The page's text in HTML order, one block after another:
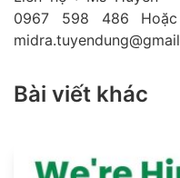
0967 598 486
Bài viết khác